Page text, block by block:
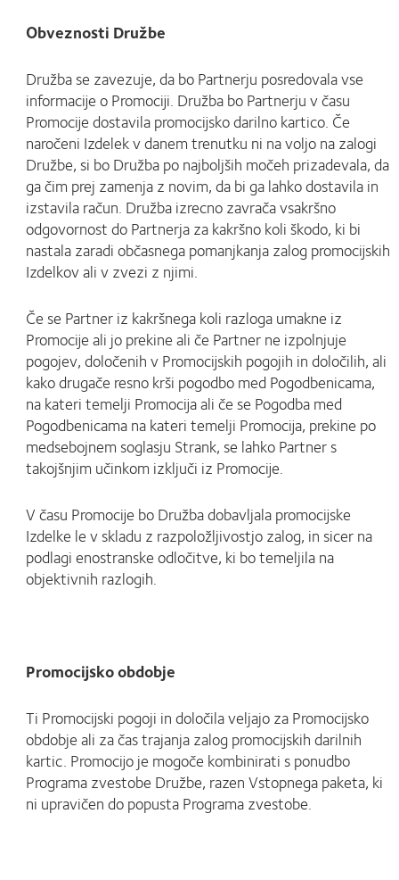
Obveznosti Družbe
Družba se zavezuje, da bo Partnerju posredovala vse
informacije o Promociji. Družba bo Partnerju v času
Promocije dostavila promocijsko darilno kartico. Če
naročeni Izdelek v danem trenutku ni na voljo na zalogi
Družbe, si bo Družba po najboljših močeh prizadevala, da
ga čim prej zamenja z novim, da bi ga lahko dostavila in
izstavila račun. Družba izrecno zavrača vsakršno
odgovornost do Partnerja za kakršno koli škodo, ki bi
nastala zaradi občasnega pomanjkanja zalog promocijskih
Izdelkov ali v zvezi z njimi.
Če se Partner iz kakršnega koli razloga umakne iz
Promocije ali jo prekine ali če Partner ne izpolnjuje
pogojev, določenih v Promocijskih pogojih in določilih, ali
kako drugače resno krši pogodbo med Pogodbenicama,
na kateri temelji Promocija ali če se Pogodba med
Pogodbenicama na kateri temelji Promocija, prekine po
medsebojnem soglasju Strank, se lahko Partner s
takojšnjim učinkom izključi iz Promocije.
V času Promocije bo Družba dobavljala promocijske
Izdelke le v skladu z razpoložljivostjo zalog, in sicer na
podlagi enostranske odločitve, ki bo temeljila na
objektivnih razlogih.
Promocijsko obdobje
Ti Promocijski pogoji in določila veljajo za Promocijsko
obdobje ali za čas trajanja zalog promocijskih darilnih
kartic. Promocijo je mogoče kombinirati s ponudbo
Programa zvestobe Družbe, razen Vstopnega paketa, ki
ni upravičen do popusta Programa zvestobe.